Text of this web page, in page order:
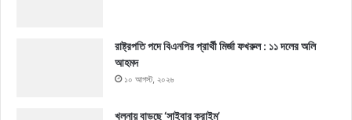
রাষ্ট্রপতি পদে বিএনপির প্রার্থী মির্জা ফখরুল : ১১ দলের অলি
আহমদ
১০ আগস্ট, ২০২৬
খুলনায় বাড়ছে ‘সাইবার ক্রাইম’